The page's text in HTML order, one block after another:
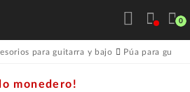
0
para guitarra y bajo Púa para
monedero!